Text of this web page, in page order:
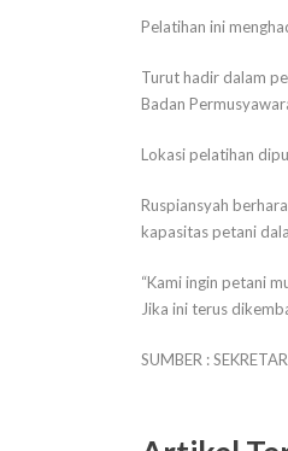
Pelatihan ini
Turut hadir dalam
Badan
Lokasi pelatihan
Ruspiansyah
kapasitas petani
“Kami ingin petani
Jika ini terus
SUMBER :